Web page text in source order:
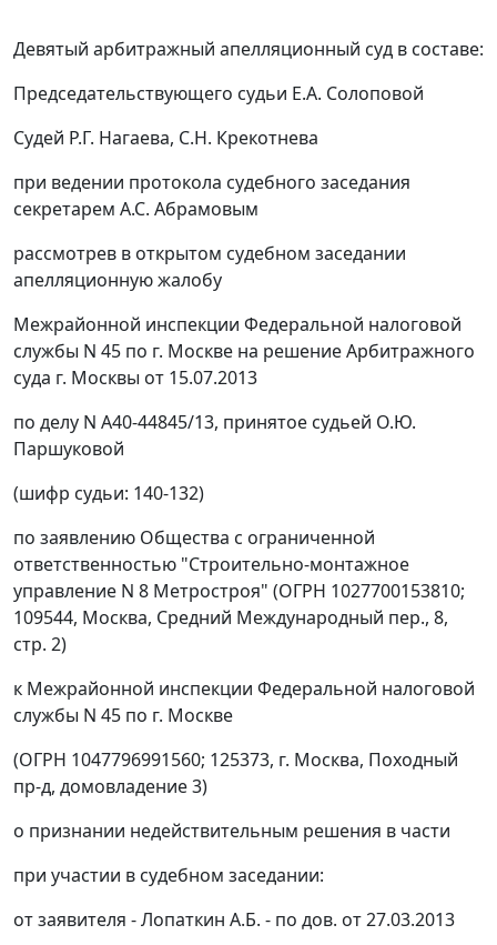
Девятый арбитражный апелляционный суд в составе:
Председательствующего судьи Е.А. Солоповой
Судей Р.Г. Нагаева, С.Н. Крекотнева
при ведении протокола судебного заседания
секретарем А.С. Абрамовым
рассмотрев в открытом судебном заседании
апелляционную жалобу
Межрайонной инспекции Федеральной налоговой
службы N 45 по г. Москве на решениеАрбитражного
суда г. Москвы от 15.07.2013
по делу N А40-44845/13, принятое судьей О.Ю.
Паршуковой
(шифр судьи: 140-132)
по заявлению Общества с ограниченной
ответственностью "Строительно-монтажное
управление N 8 Метростроя" (ОГРН 1027700153810;
109544, Москва, Средний Международный пер., 8,
стр. 2)
к Межрайонной инспекции Федеральной налоговой
службы N 45 по г. Москве
(ОГРН 1047796991560; 125373, г. Москва, Походный
пр-д, домовладение 3)
о признании недействительным решения в части
при участии в судебном заседании:
от заявителя - Лопаткин А.Б. - по дов. от 27.03.2013